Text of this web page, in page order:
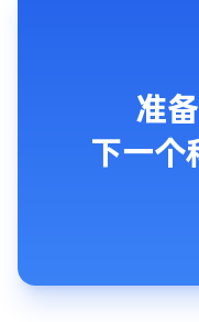
准
下一个